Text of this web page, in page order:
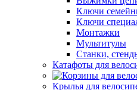
Ключи
Ключи
Монтажки
Мультитулы
Станки,
Катафоты для
Крылья для